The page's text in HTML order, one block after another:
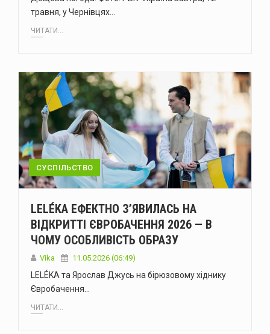
травня, у Чернівцях…
ЧИТАТИ...
СУСПІЛЬСТВО
LELÉKA ЕФЕКТНО ЗʼЯВИЛАСЬ НА
ВІДКРИТТІ ЄВРОБАЧЕННЯ 2026 — В
ЧОМУ ОСОБЛИВІСТЬ ОБРАЗУ
Vika 11.05.2026 (06:49)
LELÉKA та Ярослав Джусь на бірюзовому хіднику
Євробачення…
ЧИТАТИ...